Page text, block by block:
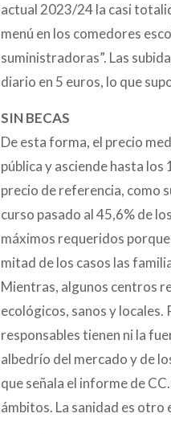
actual 2023/24 la casi
menú en los comedores
suministradoras”. Las
diario en 5 euros, lo que
SIN BECAS
De esta forma, el precio
pública y asciende hasta
precio de referencia, como
curso pasado al 45,6% de
máximos requeridos porque
mitad de los casos las
Mientras, algunos centros
ecológicos, sanos y
responsables tienen ni la
albedrío del mercado y de
que señala el informe de
ámbitos. La sanidad es otro